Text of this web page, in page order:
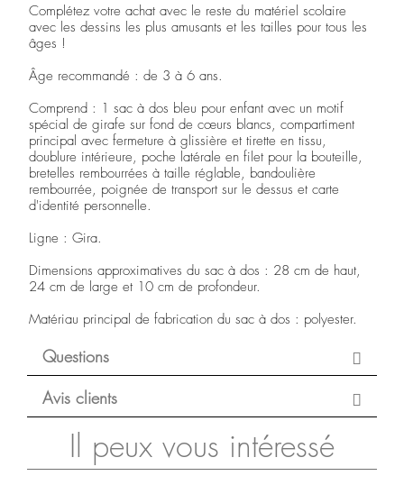
Complétez votre achat avec le reste du matériel scolaire
avec les dessins les plus amusants et les tailles pour tous les
âges !
Âge recommandé : de 3 à 6 ans.
Comprend : 1 sac à dos bleu pour enfant avec un motif
spécial de girafe sur fond de cœurs blancs, compartiment
principal avec fermeture à glissière et tirette en tissu,
doublure intérieure, poche latérale en filet pour la bouteille,
bretelles rembourrées à taille réglable, bandoulière
rembourrée, poignée de transport sur le dessus et carte
d'identité personnelle.
Ligne : Gira.
Dimensions approximatives du sac à dos : 28 cm de haut,
24 cm de large et 10 cm de profondeur.
Matériau principal de fabrication du sac à dos : polyester.
Questions
Avis clients
Il peux vous intéressé